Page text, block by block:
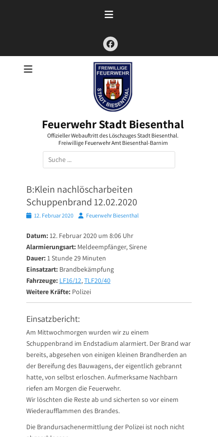
Facebook
Feuerwehr Stadt Biesenthal
Offizieller Webauftritt des Löschzuges Stadt Biesenthal.
Freiwillige Feuerwehr Amt Biesenthal-Barnim
Suchen
nach:
B:Klein nachlöscharbeiten
Schuppenbrand 12.02.2020
Posted12. Februar 2020 AutorFeuerwehr Biesenthal
Datum: 12. Februar 2020 um 8:06 Uhr
Alarmierungsart: Meldeempfänger, Sirene
Dauer: 1 Stunde 29 Minuten
Einsatzart: Brandbekämpfung
Fahrzeuge: LF16/12,TLF20/40
Weitere Kräfte: Polizei
Einsatzbericht:
Am Mittwochmorgen wurden wir zu einem
Schuppenbrand im Endstadium alarmiert. Der Brand war
bereits, abgesehen von einigen kleinen Brandherden an
der Bereifung des Bauwagens, der eigentlich gebrannt
hatte, von selbst erloschen. Aufmerksame Nachbarn
riefen am Morgen die Feuerwehr.
Wir löschten die Reste ab und sicherten so vor einem
Wiederaufflammen des Brandes.
Die Brandursachenermittlung der Polizei ist noch nicht